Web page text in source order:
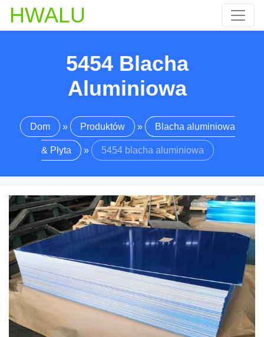
HWALU
5454 Blacha
Aluminiowa
Dom » Produktów » Blacha aluminiowa
& Płyta » 5454 blacha aluminiowa